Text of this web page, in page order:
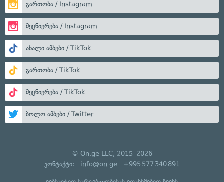
გართობა / Instagram
მეცნიერება / Instagram
ახალი ამბები / TikTok
გართობა / TikTok
მეცნიერება / TikTok
ბოლო ამბები / Twitter
© On.ge LLC, 2015–2026
კონტაქტი: info@on.ge +995 577 340 891